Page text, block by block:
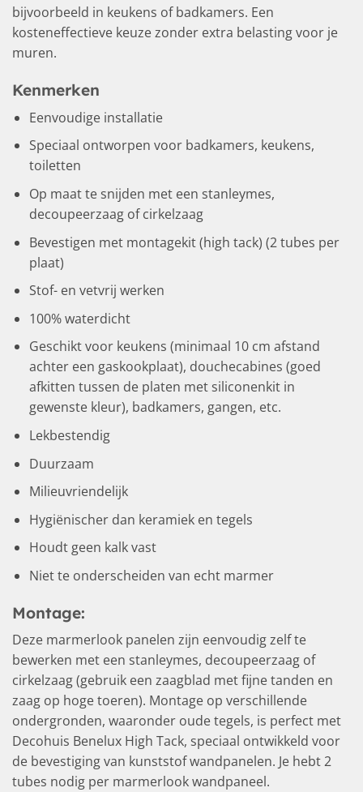
bijvoorbeeld in keukens of badkamers. Een
kosteneffectieve keuze zonder extra belasting voor je
muren.
Kenmerken
Eenvoudige installatie
Speciaal ontworpen voor badkamers, keukens,
toiletten
Op maat te snijden met een stanleymes,
decoupeerzaag of cirkelzaag
Bevestigen met montagekit (high tack) (2 tubes per
plaat)
Stof- en vetvrij werken
100% waterdicht
Geschikt voor keukens (minimaal 10 cm afstand
achter een gaskookplaat), douchecabines (goed
afkitten tussen de platen met siliconenkit in
gewenste kleur), badkamers, gangen, etc.
Lekbestendig
Duurzaam
Milieuvriendelijk
Hygiënischer dan keramiek en tegels
Houdt geen kalk vast
Niet te onderscheiden van echt marmer
Montage:
Deze marmerlook panelen zijn eenvoudig zelf te
bewerken met een stanleymes, decoupeerzaag of
cirkelzaag (gebruik een zaagblad met fijne tanden en
zaag op hoge toeren). Montage op verschillende
ondergronden, waaronder oude tegels, is perfect met
Decohuis Benelux High Tack, speciaal ontwikkeld voor
de bevestiging van kunststof wandpanelen. Je hebt 2
tubes nodig per marmerlook wandpaneel.